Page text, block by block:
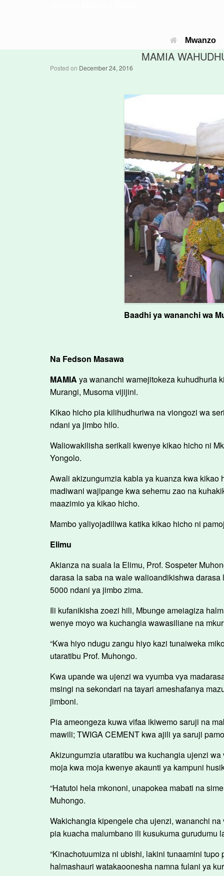
Mwanzo
MAMIA
Posted on December 24, 2016
Baadhi ya wananchi wa
Na Fedson Masawa
MAMIA ya wananchi wamejitokeza kuhudhuria
Murangi, Musoma vijijini.
Kikao hicho pia kilihudhuriwa na viongozi wa
ndani ya jimbo hilo.
Waliowakilisha serikali kwenye kikao hicho ni
Yongolo.
Awali akizungumzia kabla ya kuanza kwa
madiwani wajipange kwa sehemu zao na
maazimio ya kikao hicho.
Mambo yaliyojadiliwa katika kikao hicho ni
Elimu
Akianza na suala la Elimu, Prof. Sospeter
darasa la saba na wale walioandikishwa
5000 ndani ya jimbo zima.
Ili kufanikisha zoezi hili, Mbunge ameiagiza
wenye moyo wa kuchangia wawasiliane na
“Kwa hiyo ndugu zangu hiyo kazi tunaiweka
utaratibu Prof. Muhongo.
Kwa upande wa ujenzi wa vyumba vya
msingi na sekondari na tayari ameshafanya
jimboni.
Pia ameongeza kuwa vifaa ikiwemo saruji na
mawili; TWIGA CEMENT kwa ajili ya saruji
Akizungumzia utaratibu wa kuchangia ujenzi
moja kwa moja kwenye akaunti ya kampuni
“Hatutoi hela mkononi, unapokea mabati na
Muhongo.
Wakichangia kipengele cha ujenzi, wananchi
pia kuacha malumbano ili kusukuma gurudumu
“Kinachotuumiza ni ubishi, lakini tunaamini
halmashauri watakaoonesha namna fulani ya